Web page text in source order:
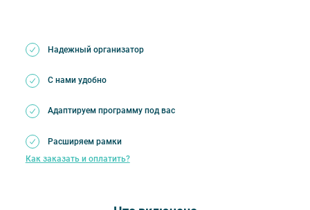
Надежный организатор
С нами удобно
Адаптируем программу под вас
Расширяем рамки
Как заказать и оплатить?